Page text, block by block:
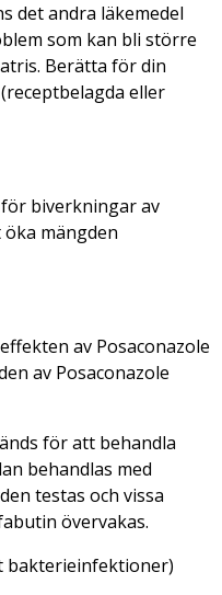
det andra läkemedel
som kan bli större
Berätta för din
eller
biverkningar av
mängden
av Posaconazole
av Posaconazole
för att behandla
behandlas med
testas och vissa
övervakas.
bakterieinfektioner)